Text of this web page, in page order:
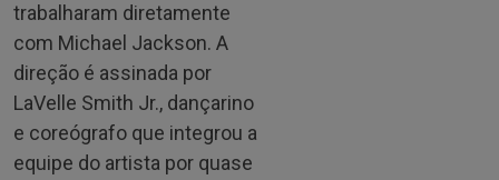
trabalharam diretamente
com Michael Jackson. A
direção é assinada por
LaVelle Smith Jr., dançarino
e coreógrafo que integrou a
equipe do artista por quase